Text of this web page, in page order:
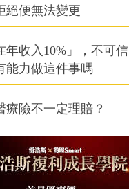
絕便無法變更
年收入10%」，不可
能力做這件事嗎
療險不一定理賠？